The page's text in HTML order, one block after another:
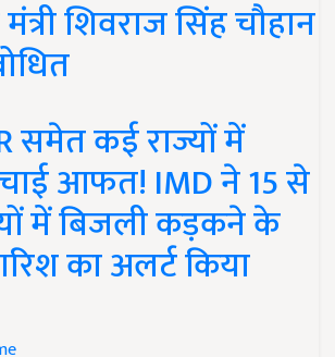
शिवराज सिंह चौहान
समेत कई राज्यों में
आफत! IMD ने 15 से
में बिजली कड़कने के
का अलर्ट किया